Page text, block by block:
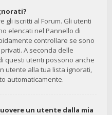
gli iscritti al Forum. Gli utenti
elencati nel Pannello di
controllare se sono
A seconda delle
questi utenti possono anche
utente alla tua lista ignorati,
automaticamente.
un utente dalla mia